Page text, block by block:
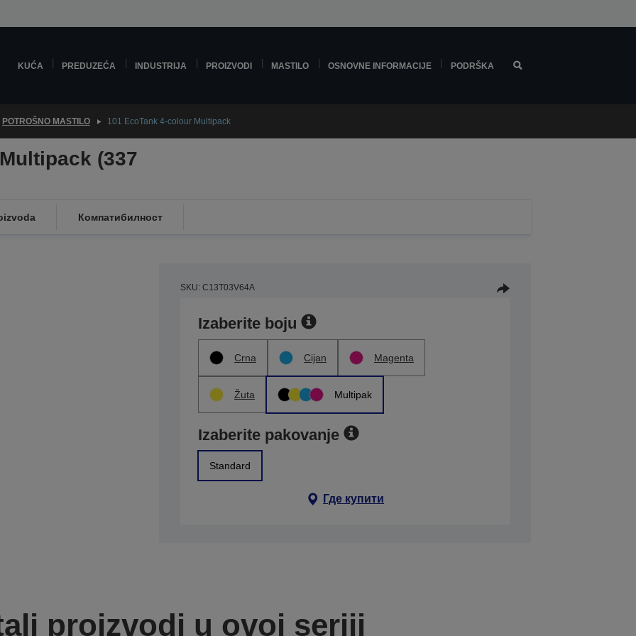
KUĆA PREDUZEĆA INDUSTRIJA PROIZVODI MASTILO OSNOVNE INFORMACIJE PODRŠKA
POTROŠNO MASTILO 101 EcoTank 4-colour Multipack
(337
Компатибилност
SKU: C13T03V64A
Izaberite boju
Crna Cijan Magenta
Žuta Multipak
Izaberite pakovanje
Standard
Где купити
proizvodi u ovoj seriji